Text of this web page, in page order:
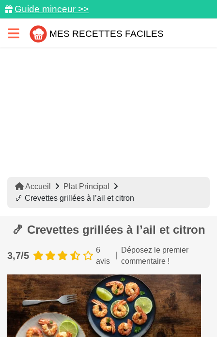
Guide minceur >>
MES RECETTES FACILES
Accueil
Plat Principal
🍤 Crevettes grillées à l’ail et citron
🍤 Crevettes grillées à l’ail et citron
3,7/5
6
avis
Déposez le premier
commentaire !